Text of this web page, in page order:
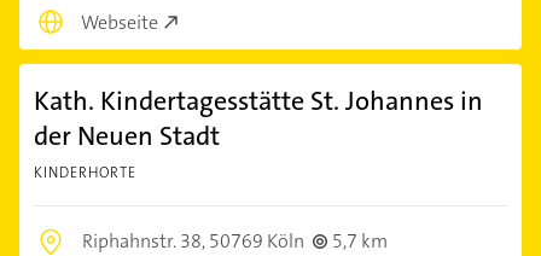
Webseite
Kath. Kindertagesstätte St. Johannes in
der Neuen Stadt
KINDERHORTE
Riphahnstr. 38,50769 Köln
5,7 km